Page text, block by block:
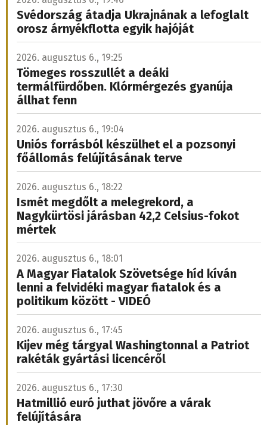
Svédország átadja Ukrajnának a lefoglalt
orosz árnyékflotta egyik hajóját
2026. augusztus 6., 19:25
Tömeges rosszullét a deáki
termálfürdőben. Klórmérgezés gyanúja
állhat fenn
2026. augusztus 6., 19:04
Uniós forrásból készülhet el a pozsonyi
főállomás felújításának terve
2026. augusztus 6., 18:22
Ismét megdőlt a melegrekord, a
Nagykürtösi járásban 42,2 Celsius-fokot
mértek
2026. augusztus 6., 18:01
A Magyar Fiatalok Szövetsége híd kíván
lenni a felvidéki magyar fiatalok és a
politikum között - VIDEÓ
2026. augusztus 6., 17:45
Kijev még tárgyal Washingtonnal a Patriot
rakéták gyártási licencéről
2026. augusztus 6., 17:30
Hatmillió euró juthat jövőre a várak
felújítására